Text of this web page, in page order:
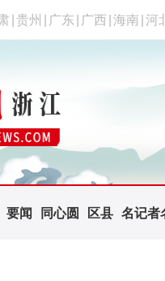
贵州 广东 广西 海南 河
要闻 同心圆 区县 名记者